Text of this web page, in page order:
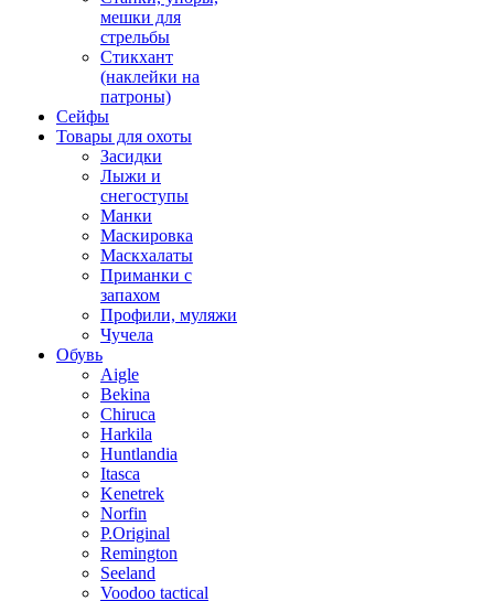
мешки для
стрельбы
Стикхант
(наклейки на
патроны)
Сейфы
Товары для охоты
Засидки
Лыжи и
снегоступы
Манки
Маскировка
Маскхалаты
Приманки с
запахом
Профили, муляжи
Чучела
Обувь
Aigle
Bekina
Chiruсa
Harkila
Huntlandia
Itasca
Kenetrek
Norfin
P.Original
Remington
Seeland
Voodoo tactical